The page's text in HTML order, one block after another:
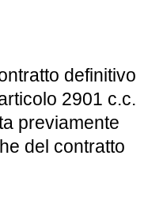
definitivo
2901 c.c.
previamente
del contratto